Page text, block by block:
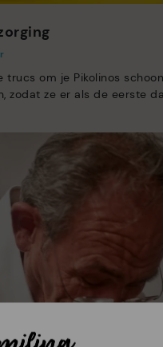
trucs om je Pikolinos
zodat ze er als de eerste